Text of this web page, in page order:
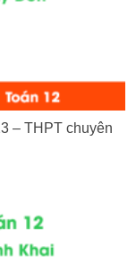
– THPT chuyên